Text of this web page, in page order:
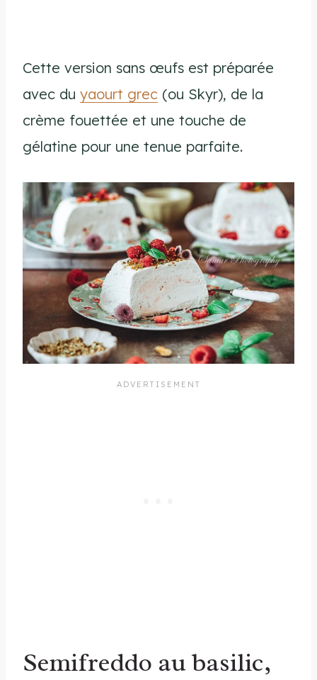
Cette version sans œufs est préparée
avec du yaourt grec (ou Skyr), de la
crème fouettée et une touche de
gélatine pour une tenue parfaite.
Semifreddo au basilic,